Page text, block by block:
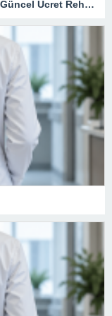
2026 İstanbul Eşya Depolama Fiyatları: Güncel Ücret Rehberi